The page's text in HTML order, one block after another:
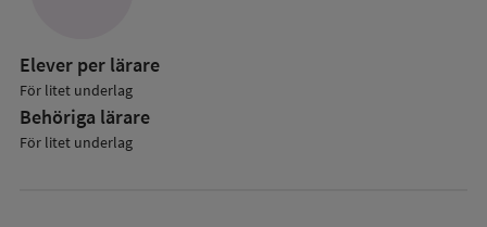
Elever per lärare
För litet underlag
Behöriga lärare
För litet underlag